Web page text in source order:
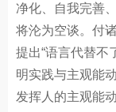
净化、自我完善
将沦为空谈。付
提出“语言代替不
明实践与主观能
发挥人的主观能